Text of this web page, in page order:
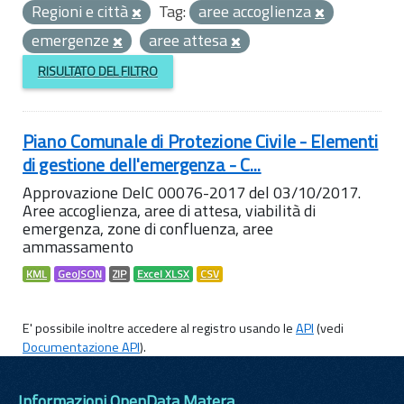
Regioni e città
Tag: aree accoglienza
emergenze
aree attesa
RISULTATO DEL FILTRO
Piano Comunale di Protezione Civile - Elementi
di gestione dell'emergenza - C...
Approvazione DelC 00076-2017 del 03/10/2017.
Aree accoglienza, aree di attesa, viabilità di
emergenza, zone di confluenza, aree
ammassamento
KML GeoJSON ZIP Excel XLSX CSV
E' possibile inoltre accedere al registro usando leAPI(vedi
Documentazione API).